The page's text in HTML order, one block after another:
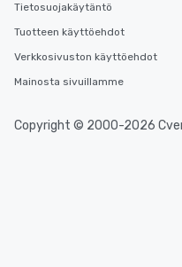
Tietosuojakäytäntö
Tuotteen käyttöehdot
Verkkosivuston käyttöehdot
Mainosta sivuillamme
Copyright © 2000-2026